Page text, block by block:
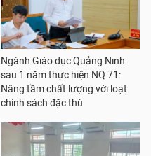
Ngành Giáo dục Quảng Ninh
sau 1 năm thực hiện NQ 71:
Nâng tầm chất lượng với loạt
chính sách đặc thù